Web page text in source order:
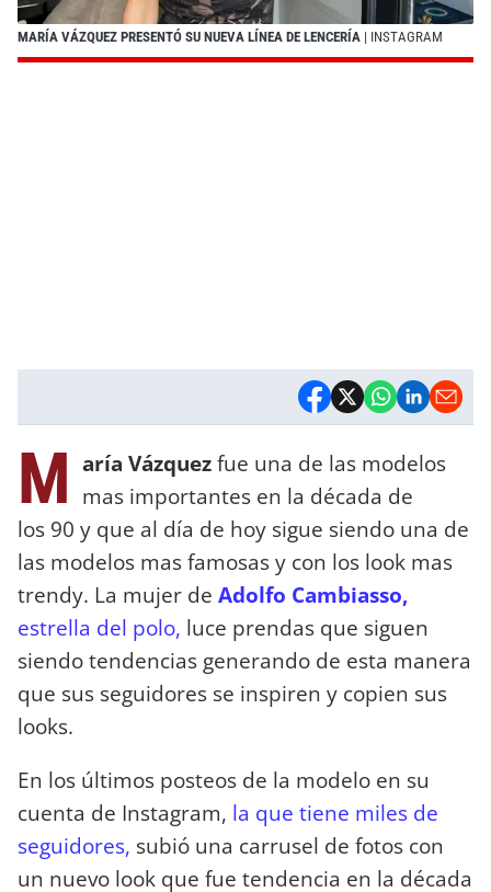
MARÍA VÁZQUEZ PRESENTÓ SU NUEVA LÍNEA DE LENCERÍA | INSTAGRAM
M aría Vázquezfue una de las modelos
mas importantes en la década de
los 90 y que al día de hoy sigue siendo una de
las modelos mas famosas y con los look mas
trendy. La mujer de Adolfo Cambiasso,
estrella del polo, luce prendas que siguen
siendo tendencias generando de esta manera
que sus seguidores se inspiren y copien sus
looks.
En los últimos posteos de la modelo en su
cuenta de Instagram, la que tiene miles de
seguidores, subió una carrusel de fotos con
un nuevo look que fue tendencia en la década